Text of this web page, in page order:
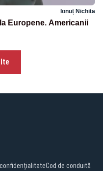
Ionuț Nichita
Europene. Americanii
Cod de conduită